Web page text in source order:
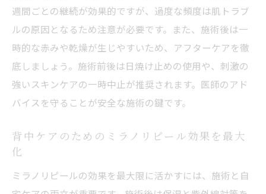
週間ごとの継続が効果的ですが、過度な頻度は肌トラブ
ルの原因となるため注意が必要です。また、施術後は一
時的な赤みや乾燥が生じやすいため、アフターケアを徹
底しましょう。施術前後は日焼け止めの使用や、刺激の
強いスキンケアの一時中止が推奨されます。医師のアド
バイスを守ることが安全な施術の鍵です。
背中ケアのためのミラノリピール効果を最大
化
ミラノリピールの効果を最大限に活かすには、施術と自